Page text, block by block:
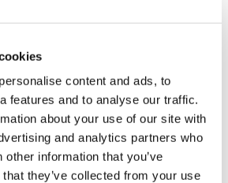
content and ads, to
features and to analyse our traffic.
about your use of our site with
and analytics partners who
information that you’ve
they’ve collected from your use